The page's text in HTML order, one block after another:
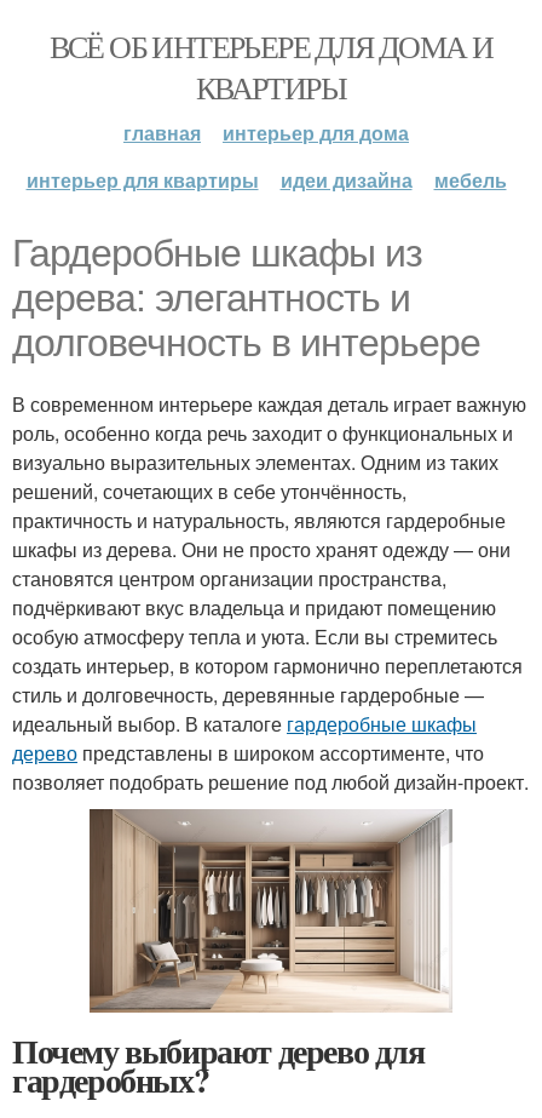
ВСЁ ОБ ИНТЕРЬЕРЕ ДЛЯ ДОМА И
КВАРТИРЫ
главная
интерьер для дома
интерьер для квартиры
идеи дизайна мебель
Гардеробные шкафы из
дерева: элегантность и
долговечность в интерьере
В современном интерьере каждая деталь играет важную
роль, особенно когда речь заходит о функциональных и
визуально выразительных элементах. Одним из таких
решений, сочетающих в себе утончённость,
практичность и натуральность, являются гардеробные
шкафы из дерева. Они не просто хранят одежду — они
становятся центром организации пространства,
подчёркивают вкус владельца и придают помещению
особую атмосферу тепла и уюта. Если вы стремитесь
создать интерьер, в котором гармонично переплетаются
стиль и долговечность, деревянные гардеробные —
идеальный выбор. В каталоге гардеробные шкафы
дерево представлены в широком ассортименте, что
позволяет подобрать решение под любой дизайн-проект.
Почему выбирают дерево для
гардеробных?